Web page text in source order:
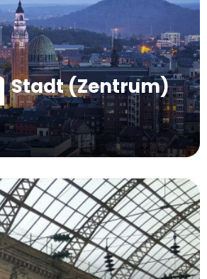
Stadt (Zentrum)